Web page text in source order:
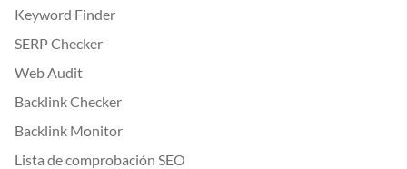
Keyword Finder
SERP Checker
Web Audit
Backlink Checker
Backlink Monitor
Lista de comprobación SEO